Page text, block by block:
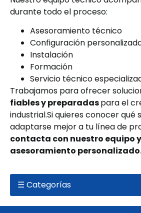
durante todo el proceso:
Asesoramiento técnico
Configuración
Instalación
Formación
Servicio técnico
Trabajamos para ofrecer
fiables y preparadaspara el
industrial.Si quieres conocer qué
adaptarse mejor a tu línea de
contacta con nuestro equipo
asesoramiento
☰ Categorías